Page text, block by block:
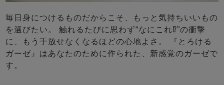
毎日身につけるものだからこそ、もっと気持ちいいもの
を選びたい。 触れるたびに思わず“なにこれ⁉”の衝撃
に、もう手放せなくなるほどの心地よさ。 『とろける
ガーゼ』はあなたのために作られた、新感覚のガーゼで
す。